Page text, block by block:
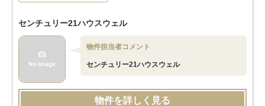
センチュリー21ハウスウェル
物件担当者コメント
センチュリー21ハウスウェル
物件を詳しく見る